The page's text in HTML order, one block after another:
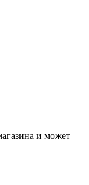
и может